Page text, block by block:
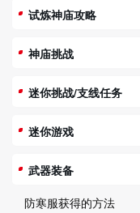
试炼神庙攻略
神庙挑战
迷你挑战/支线任务
迷你游戏
武器装备
防寒服获得的方法